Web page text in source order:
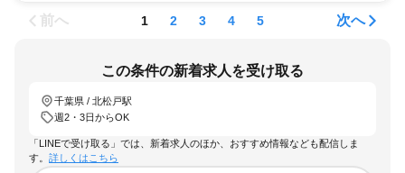
前へ 1 2 3 4 5 次へ
この条件の新着求人を受け取る
千葉県 / 北松戸駅
週2・3日からOK
「LINEで受け取る」では、新着求人のほか、おすすめ情報なども配信しま
す。 詳しくはこちら